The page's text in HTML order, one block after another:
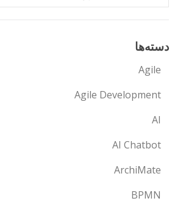
دسته‌ها
Agile
Agile Development
AI
AI Chatbot
ArchiMate
BPMN